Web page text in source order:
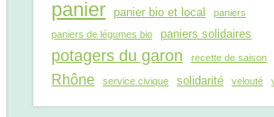
panier panier bio et local
paniers
paniers de légumes bio
paniers solidaires
potagers du garon recette de saison
Rhône service civique solidarité velouté